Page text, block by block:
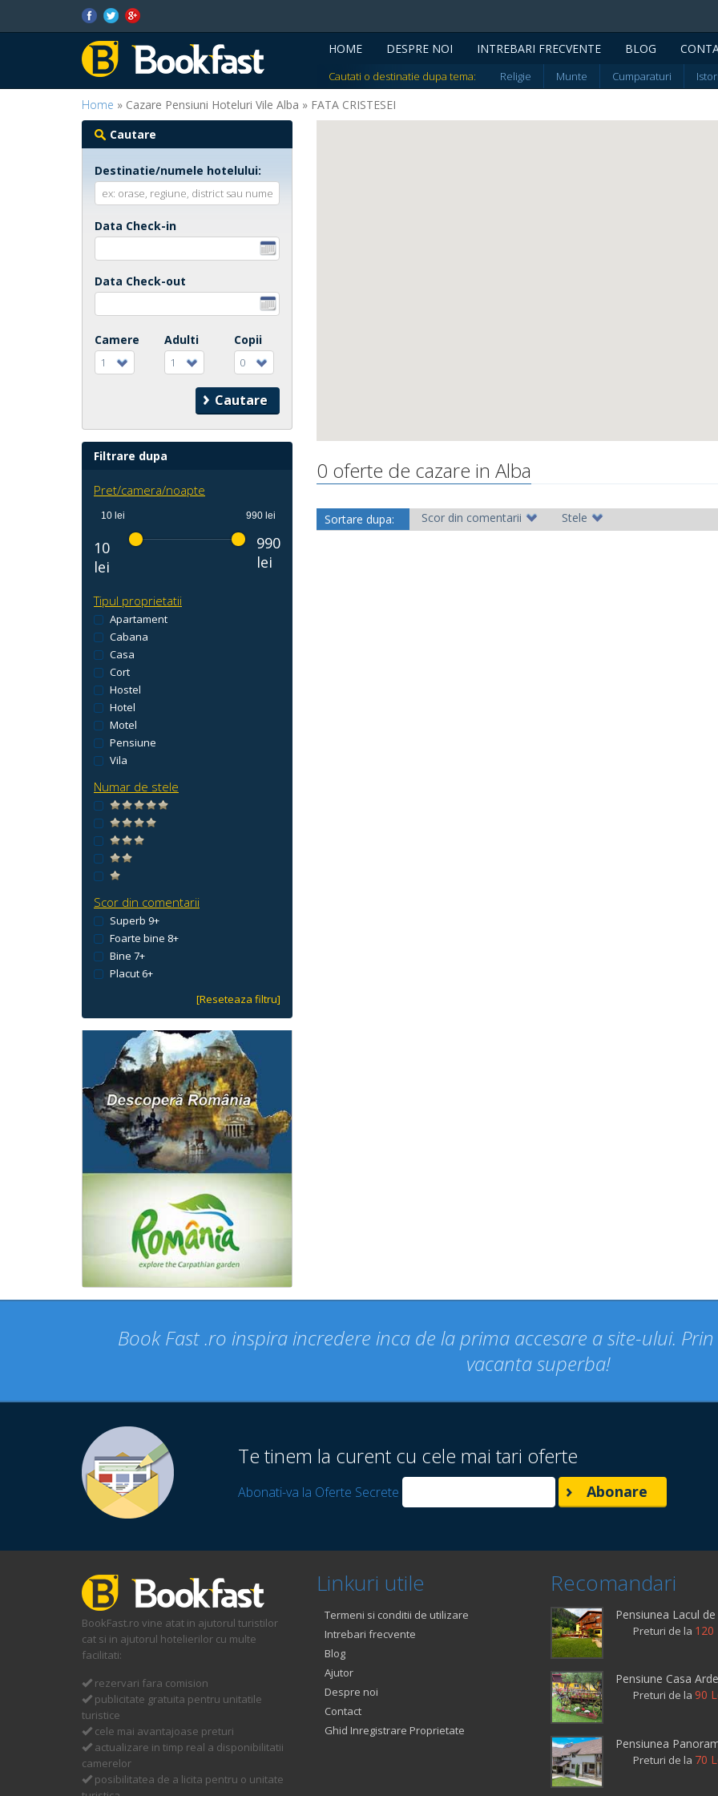
HOME DESPRE NOI INTREBARI FRECVENTE BLOG
Cautati o destinatie dupa tema:
Religie Munte Cumparaturi
Home » Cazare Pensiuni Hoteluri Vile Alba » FATA CRISTESEI
Cautare
Destinatie/numele hotelului:
Data Check-in
Data Check-out
Camere
1
Adulti
1
Copii
0
Filtrare dupa
Pret/camera/noapte
10
lei
10 lei 990 lei
990
lei
Tipul proprietatii
Apartament
Cabana
Casa
Cort
Hostel
Hotel
Motel
Pensiune
Vila
Numar de stele
Scor din comentarii
Superb 9+
Foarte bine 8+
Bine 7+
Placut 6+
[Reseteaza filtru]
0 oferte de cazare in Alba
Sortare dupa: Scor din comentarii Stele
Book Fast .ro inspira incredere inca de la prima accesare a site-ului.
vacanta superba!
Te tinem la curent cu cele mai tari oferte
Abonati-va la Oferte Secrete
BookFast.ro vine atat in ajutorul turistilor
cat si in ajutorul hotelierilor cu multe
facilitati:
rezervari fara comision
publicitate gratuita pentru unitatile
turistice
cele mai avantajoase preturi
actualizare in timp real a disponibilitatii
camerelor
posibilitatea de a licita pentru o unitate
Linkuri utile
Termeni si conditii de utilizare
Intrebari frecvente
Blog
Ajutor
Despre noi
Contact
Ghid Inregistrare Proprietate
Recomandari
Pensiunea Lacul
Preturi de la 120
Pensiune Casa
Preturi de la 90
Pensiunea
Preturi de la 70